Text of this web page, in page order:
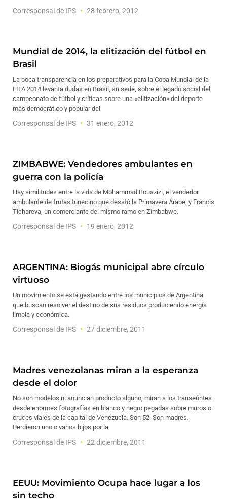
Corresponsal de IPS 28 febrero, 2012
Mundial de 2014, la elitización del fútbol en
Brasil
La poca transparencia en los preparativos para la Copa Mundial de la
FIFA 2014 levanta dudas en Brasil, su sede, sobre el legado social del
campeonato de fútbol y críticas sobre una «elitización» del deporte
más democrático y popular del
Corresponsal de IPS 31 enero, 2012
ZIMBABWE: Vendedores ambulantes en
guerra con la policía
Hay similitudes entre la vida de Mohammad Bouazizi, el vendedor
ambulante de frutas tunecino que desató la Primavera Árabe, y Francis
Tichareva, un comerciante del mismo ramo en Zimbabwe.
Corresponsal de IPS 19 enero, 2012
ARGENTINA: Biogás municipal abre círculo
virtuoso
Un movimiento se está gestando entre los municipios de Argentina
que buscan resolver el destino de sus residuos produciendo energía
limpia y económica.
Corresponsal de IPS 27 diciembre, 2011
Madres venezolanas miran a la esperanza
desde el dolor
No son modelos ni anuncian producto alguno, miran a los transeúntes
desde enormes fotografías en blanco y negro pegadas sobre muros o
cruces viales de la capital de Venezuela. Son 52. Son madres.
Perdieron uno o varios hijos por la
Corresponsal de IPS 22 diciembre, 2011
EEUU: Movimiento Ocupa hace lugar a los
sin techo